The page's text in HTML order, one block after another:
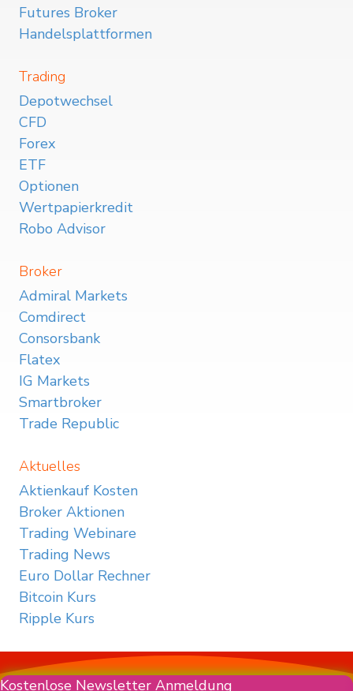
Futures Broker
Handelsplattformen
Trading
Depotwechsel
CFD
Forex
ETF
Optionen
Wertpapierkredit
Robo Advisor
Broker
Admiral Markets
Comdirect
Consorsbank
Flatex
IG Markets
Smartbroker
Trade Republic
Aktuelles
Aktienkauf Kosten
Broker Aktionen
Trading Webinare
Trading News
Euro Dollar Rechner
Bitcoin Kurs
Ripple Kurs
Kostenlose Newsletter Anmeldung